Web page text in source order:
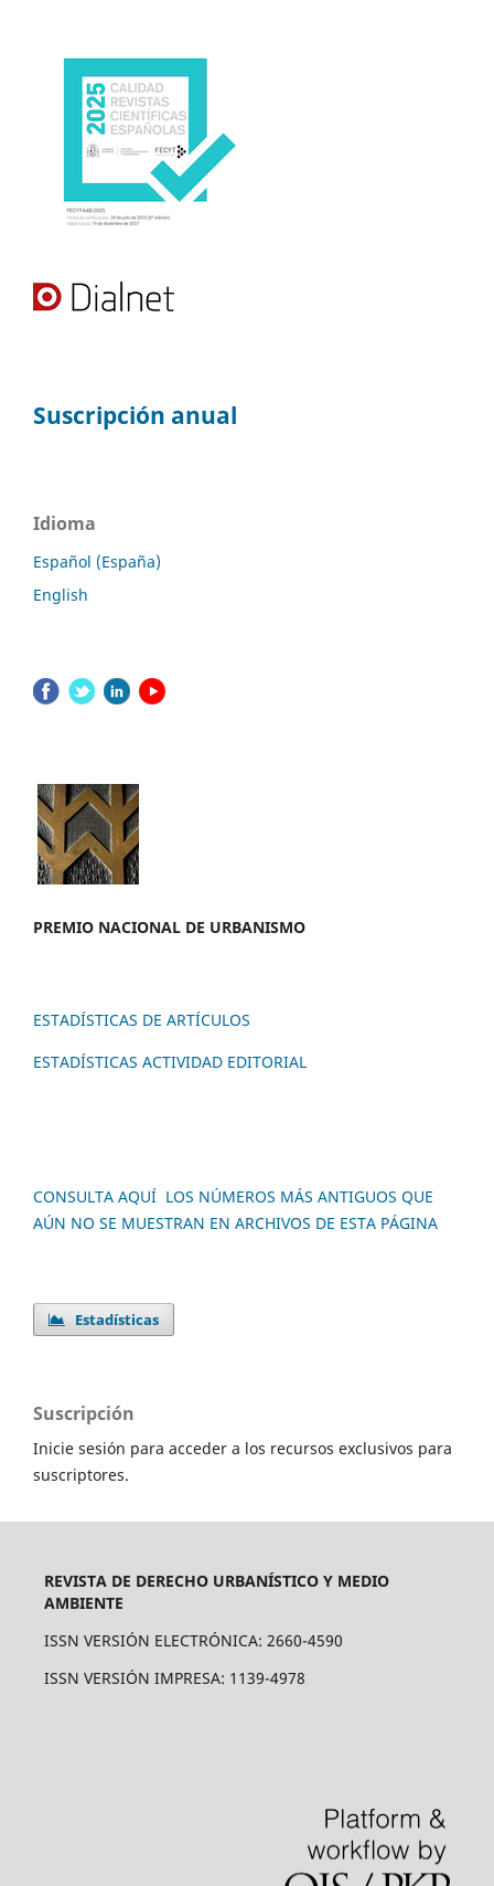
Suscripción anual
Idioma
Español (España)
English
PREMIO NACIONAL DE URBANISMO
ESTADÍSTICAS DE ARTÍCULOS
ESTADÍSTICAS ACTIVIDAD EDITORIAL
CONSULTA AQUÍ LOS NÚMEROS MÁS ANTIGUOS QUE
AÚN NO SE MUESTRAN EN ARCHIVOS DE ESTA PÁGINA
Estadísticas
Suscripción
Inicie sesión para acceder a los recursos exclusivos para
suscriptores.
REVISTA DE DERECHO URBANÍSTICO Y MEDIO
AMBIENTE
ISSN VERSIÓN ELECTRÓNICA: 2660-4590
ISSN VERSIÓN IMPRESA: 1139-4978